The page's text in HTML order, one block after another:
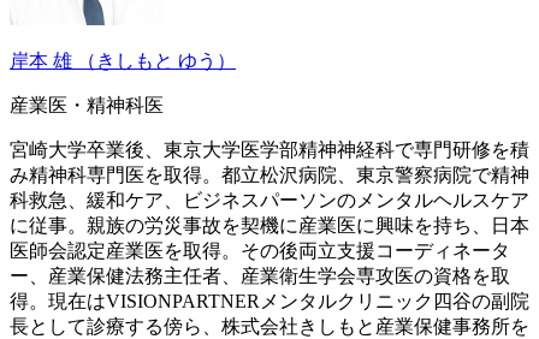
岸本 雄 （きしもと ゆう）
産業医・精神科医
宮崎大学卒業後、東京大学医学部精神神経科で専門研修を積
み精神科専門医を取得。都立松沢病院、東京警察病院で精神
科救急、緩和ケア、ビジネスパーソンのメンタルヘルスケア
に従事。親族の労災事故を契機に産業医に興味を持ち、日本
医師会認定産業医を取得。その後両立支援コーディネータ
ー、産業保健法務主任者、産業衛生学会専攻医の資格を取
得。現在はVISIONPARTNERメンタルクリニック四谷の副院
長として診療する傍ら、株式会社きしもと産業保健事務所を